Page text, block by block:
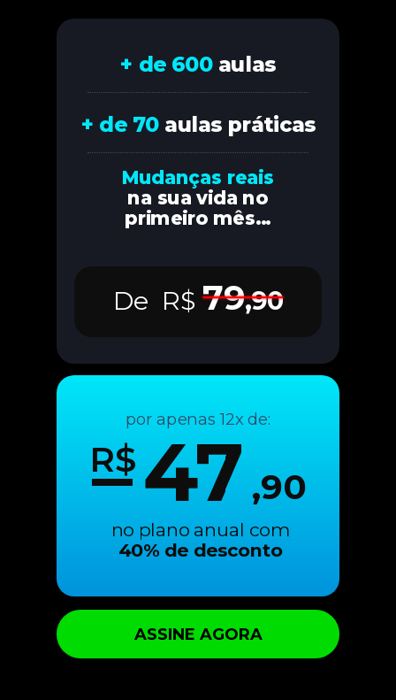
+ de 600 aulas
+ de 70 aulas práticas
Mudanças reais
na sua vida no
primeiro mês...
De R$79,90
ASSINE AGORA
47
R$
,90
no plano anual com
40% de desconto
por apenas 12x de: